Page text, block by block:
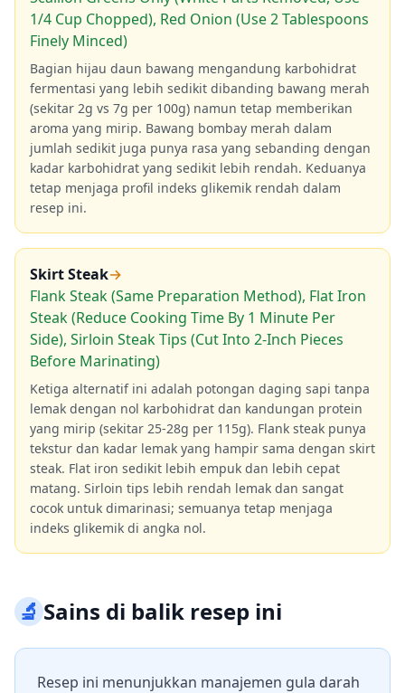
1/4 Cup Chopped), Red Onion (Use 2 Tablespoons
Finely Minced)
Bagian hijau daun bawang mengandung karbohidrat
fermentasi yang lebih sedikit dibanding bawang merah
(sekitar 2g vs 7g per 100g) namun tetap memberikan
aroma yang mirip. Bawang bombay merah dalam
jumlah sedikit juga punya rasa yang sebanding dengan
kadar karbohidrat yang sedikit lebih rendah. Keduanya
tetap menjaga profil indeks glikemik rendah dalam
resep ini.
Skirt Steak→
Flank Steak (Same Preparation Method), Flat Iron
Steak (Reduce Cooking Time By 1 Minute Per
Side), Sirloin Steak Tips (Cut Into 2-Inch Pieces
Before Marinating)
Ketiga alternatif ini adalah potongan daging sapi tanpa
lemak dengan nol karbohidrat dan kandungan protein
yang mirip (sekitar 25-28g per 115g). Flank steak punya
tekstur dan kadar lemak yang hampir sama dengan skirt
steak. Flat iron sedikit lebih empuk dan lebih cepat
matang. Sirloin tips lebih rendah lemak dan sangat
cocok untuk dimarinasi; semuanya tetap menjaga
indeks glikemik di angka nol.
🔬Sains di balik resep ini
Resep ini menunjukkan manajemen gula darah